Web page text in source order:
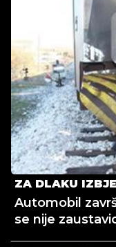
ZA DLAKU
Automobil
se nije